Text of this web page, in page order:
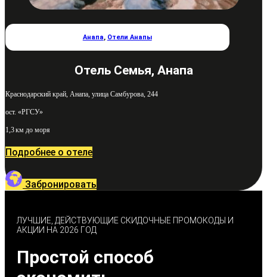
Анапа, Отели Анапы
Отель Семья, Анапа
Краснодарский край, Анапа, улица Самбурова, 244
ост. «РГСУ»
1,3 км до моря
Подробнее о отеле
Забронировать
ЛУЧШИЕ, ДЕЙСТВУЮЩИЕ СКИДОЧНЫЕ ПРОМОКОДЫ И
АКЦИИ НА 2026 ГОД
Простой способ